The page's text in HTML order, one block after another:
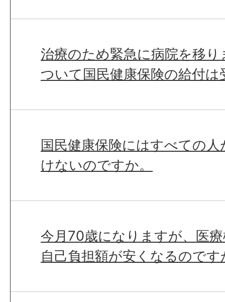
治療のため緊急に病院を移
ついて国民健康保険の給付
国民健康保険にはすべての
けないのですか。
今月70歳になりますが、医
自己負担額が安くなるのです